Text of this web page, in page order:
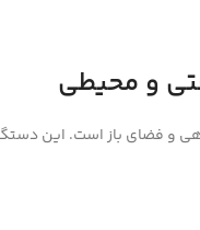
و فضای باز است. این